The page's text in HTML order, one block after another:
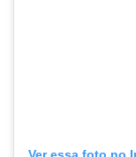
Ver essa foto no